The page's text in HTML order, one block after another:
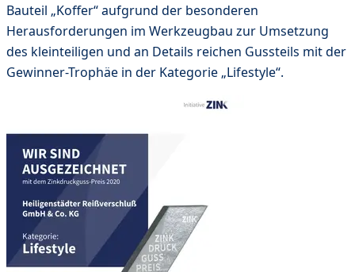
Bauteil „Koffer“ aufgrund der besonderen
Herausforderungen im Werkzeugbau zur Umsetzung
des kleinteiligen und an Details reichen Gussteils mit der
Gewinner-Trophäe in der Kategorie „Lifestyle“.